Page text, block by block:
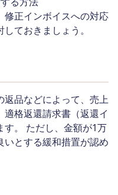
修正インボイスへの対応
ておきましょう。
返品などによって、売上
格返還請求書（返還イ
す。 ただし、金額が1万
いとする緩和措置が認め